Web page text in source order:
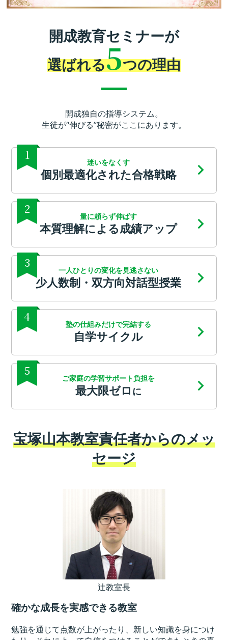
開成教育セミナーが
選ばれる5つの理由
開成独自の指導システム。
生徒が“伸びる”秘密がここにあります。
1
迷いをなくす
個別最適化された合格戦略
2
量に頼らず伸ばす
本質理解による成績アップ
3
一人ひとりの変化を見逃さない
少人数制・双方向対話型授業
4
塾の仕組みだけで完結する
自学サイクル
5
ご家庭の学習サポート負担を
最大限ゼロ に
宝塚山本教室責任者からのメッ
セージ
確かな成長を実感できる教室
勉強を通じて点数が上がったり、新しい知識を身につけ
辻教室長